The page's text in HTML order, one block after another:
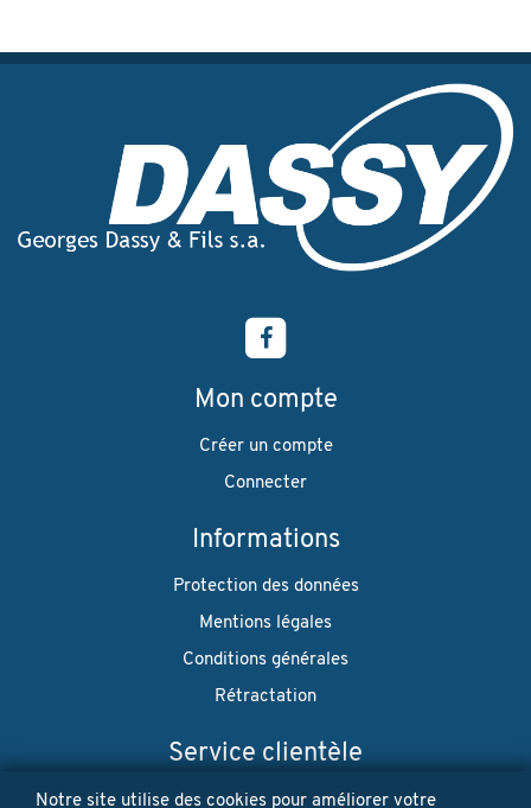
Mon compte
Créer un compte
Connecter
Informations
Protection des données
Mentions légales
Conditions générales
Rétractation
Service clientèle
Envoi
Notre site utilise des cookies pour améliorer votre